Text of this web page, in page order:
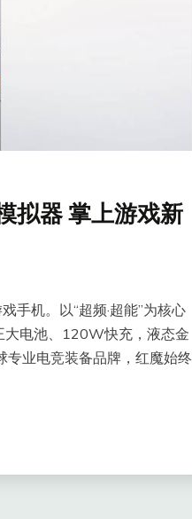
拟器 掌上游戏新
机。以“超频·超能”为核心
电池、120W快充，液态金
专业电竞装备品牌，红魔始终